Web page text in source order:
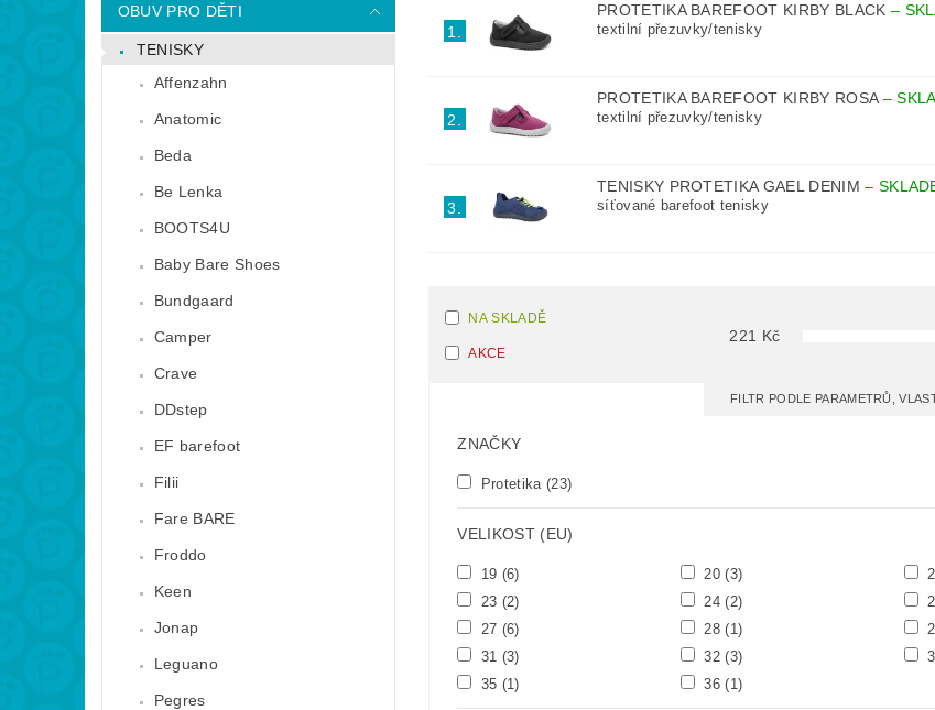
OBUV PRO DĚTI
TENISKY
Affenzahn
Anatomic
Beda
Be Lenka
BOOTS4U
Baby Bare Shoes
Bundgaard
Camper
Crave
DDstep
EF barefoot
Filii
Fare BARE
Froddo
Keen
Jonap
Leguano
Pegres
1.
PROTETIKA BAREFOOT KIRBY BLACK –
textilní přezuvky/tenisky
2.
PROTETIKA BAREFOOT KIRBY ROSA–
textilní přezuvky/tenisky
3.
TENISKY PROTETIKA GAEL DENIM–
síťované barefoot tenisky
NA SKLADĚ
AKCE
221 Kč
FILTR PODLE PARAMETRŮ,
ZNAČKY
Protetika (23)
VELIKOST (EU)
19 (6) 20(3)
23 (2) 24(2)
27 (6) 28(1)
31 (3) 32(3)
35 (1) 36(1)